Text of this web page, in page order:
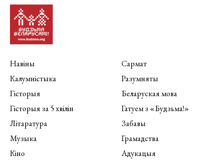
Навіны
Калумністыка
Гісторыя
Гісторыя за 5 хвілін
Літаратура
Музыка
Кіно
Сармат
Разумняты
Беларуская мова
Гатуем з «Будзьма!»
Забавы
Грамадства
Адукацыя